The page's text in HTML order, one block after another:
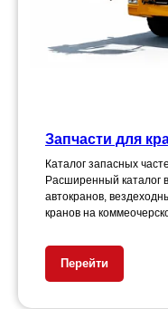
Запчасти для
Каталог запасных
Расширенный каталог
автокранов,
кранов на
Перейти